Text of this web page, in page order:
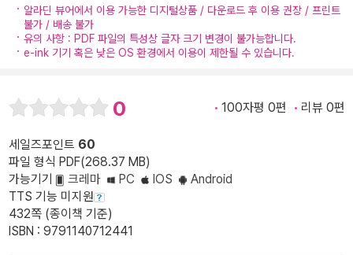
알라딘 뷰어에서 이용 가능한 디지털상품 / 다운로드 후 이용 권장 / 프린트
불가 / 배송 불가
유의 사항 : PDF 파일의 특성상 글자 크기 변경이 불가능합니다.
e-ink 기기 혹은 낮은 OS 환경에서 이용이 제한될 수 있습니다.
0 100자평 0편 리뷰 0편
세일즈포인트 60
파일 형식 PDF(268.37 MB)
가능기기
크레마 PC IOS
Android
TTS 기능 미지원
432쪽 (종이책 기준)
ISBN : 9791140712441